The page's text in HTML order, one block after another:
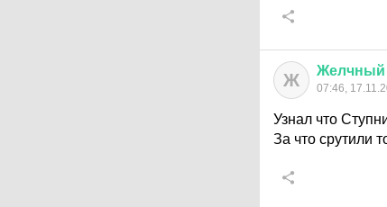
Ж Желчный
07:46,
Узнал что
За что срутили